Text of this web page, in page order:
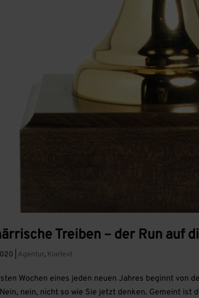
Treiben – der Run auf
Agentur, Klartext
Wochen eines jeden neuen Jahres beginnt von
nein, nicht so wie Sie jetzt denken. Gemeint ist